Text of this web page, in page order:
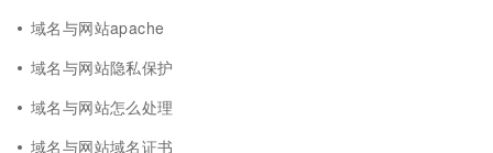
域名与网站apache
域名与网站隐私保护
域名与网站怎么处理
域名与网站域名证书